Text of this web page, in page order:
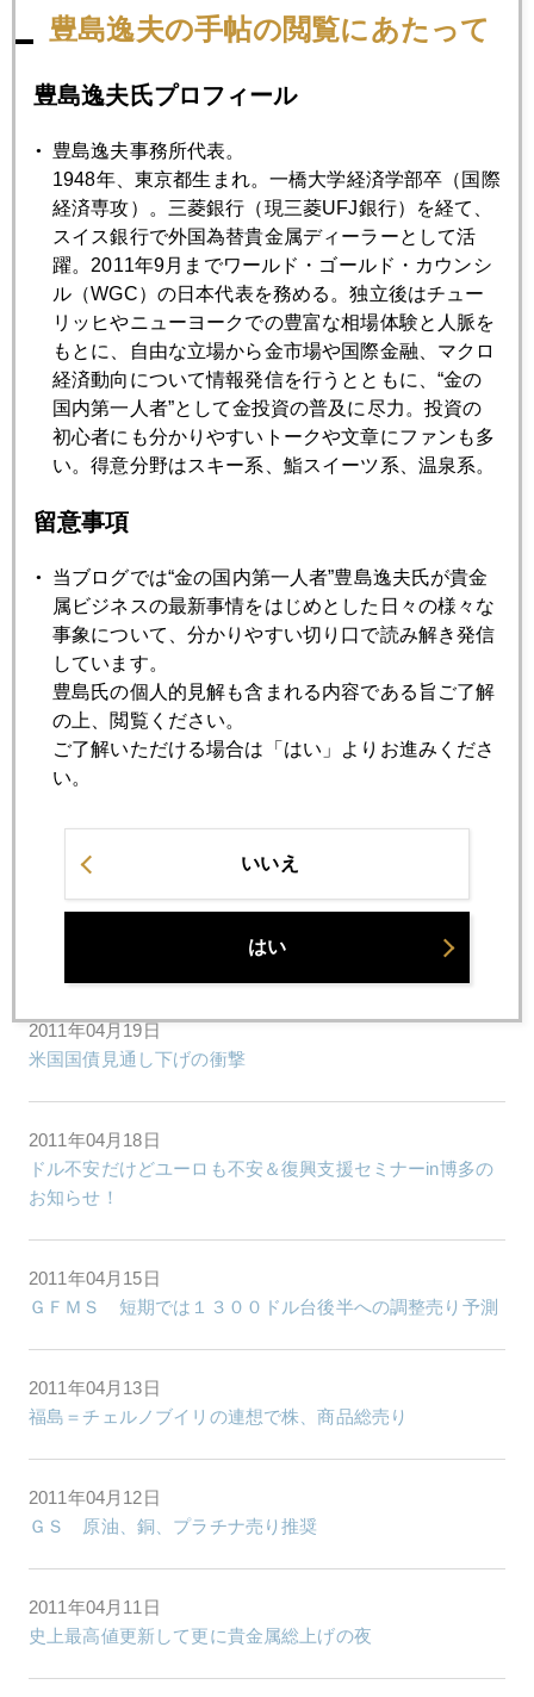
7月 9月 10月 11月 12月
2011年04月28日
バーナンキ記者会見を読む
2011年04月27日
Sell in May and go away 再び？
2011年04月26日
トウモロコシ急騰で 離婚が急増するワケ
2011年04月25日
日経電子版コラム開始
2011年04月22日
Jカーブでジャスミン革命を読む
2011年04月19日
米国国債見通し下げの衝撃
2011年04月18日
ドル不安だけどユーロも不安＆復興支援セミナーin博多の
お知らせ！
2011年04月15日
ＧＦＭＳ 短期では１３００ドル台後半への調整売り予測
2011年04月13日
福島＝チェルノブイリの連想で株、商品総売り
2011年04月12日
ＧＳ 原油、銅、プラチナ売り推奨
2011年04月11日
史上最高値更新して更に貴金属総上げの夜
豊島逸夫の手帖の閲覧にあたって
豊島逸夫氏プロフィール
豊島逸夫事務所代表。
1948年、東京都生まれ。一橋大学経済学部卒（国際
経済専攻）。三菱銀行（現三菱UFJ銀行）を経て、
スイス銀行で外国為替貴金属ディーラーとして活
躍。2011年9月までワールド・ゴールド・カウンシ
ル（WGC）の日本代表を務める。独立後はチュー
リッヒやニューヨークでの豊富な相場体験と人脈を
もとに、自由な立場から金市場や国際金融、マクロ
経済動向について情報発信を行うとともに、“金の
国内第一人者”として金投資の普及に尽力。投資の
初心者にも分かりやすいトークや文章にファンも多
い。得意分野はスキー系、鮨スイーツ系、温泉系。
留意事項
当ブログでは“金の国内第一人者”豊島逸夫氏が貴金
属ビジネスの最新事情をはじめとした日々の様々な
事象について、分かりやすい切り口で読み解き発信
しています。
豊島氏の個人的見解も含まれる内容である旨ご了解
の上、閲覧ください。
ご了解いただける場合は「はい」よりお進みくださ
い。
いいえ
はい